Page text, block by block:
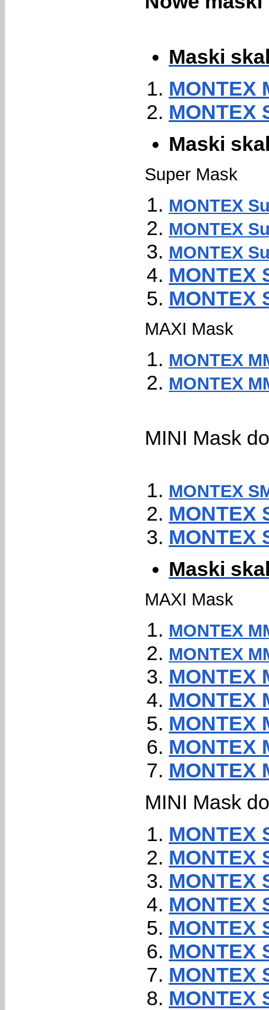
Maski
MONTEX
MONTEX
Maski
Super Mask
MONTEX
MONTEX
MONTEX
MONTEX
MONTEX
MAXI Mask
MONTEX
MONTEX
MINI Mask
MONTEX
MONTEX
MONTEX
Maski
MAXI Mask
MONTEX
MONTEX
MONTEX
MONTEX
MONTEX
MONTEX
MONTEX
MINI Mask
MONTEX
MONTEX
MONTEX
MONTEX
MONTEX
MONTEX
MONTEX
MONTEX